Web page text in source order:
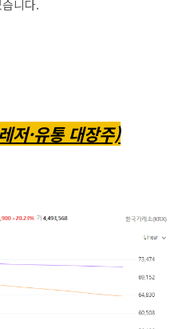
니다.
저·유통 대장주)